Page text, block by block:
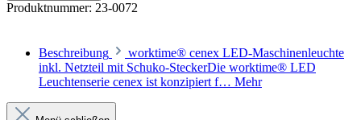
Produktnummer: 23-0072
Beschreibung
worktime® cenex LED-Maschinenleuchte
inkl. Netzteil mit Schuko-SteckerDie worktime® LED
Leuchtenserie cenex ist konzipiert f… Mehr